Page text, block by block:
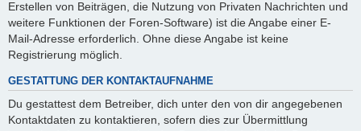
Erstellen von Beiträgen, die Nutzung von Privaten Nachrichten und
weitere Funktionen der Foren-Software) ist die Angabe einer E-
Mail-Adresse erforderlich. Ohne diese Angabe ist keine
Registrierung möglich.
GESTATTUNG DER KONTAKTAUFNAHME
Du gestattest dem Betreiber, dich unter den von dir angegebenen
Kontaktdaten zu kontaktieren, sofern dies zur Übermittlung